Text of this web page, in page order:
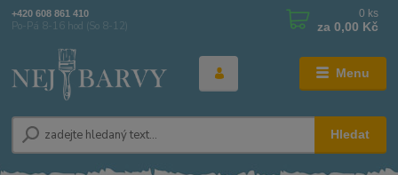
Menu
Hledat
+420 608 861 410
Po-Pá 8-16 hod (So 8-12)
0 ks
za 0,00 Kč